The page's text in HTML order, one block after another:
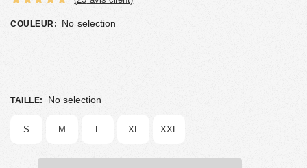
COULEUR: No selection
TAILLE: No selection
S M XL XXL